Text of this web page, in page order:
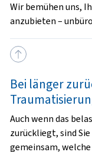
Wir bemühen uns,
anzubieten –
Bei länger
Auch wenn das
zurückliegt, sind
gemeinsam,